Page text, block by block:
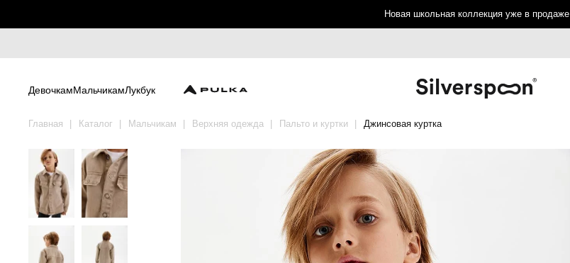
Новая школьная коллекция уже в продаже
ДевочкамМальчикамЛукбук
Главная Каталог Мальчикам Верхняя одежда Пальто и куртки Джинсовая куртка